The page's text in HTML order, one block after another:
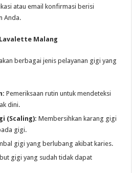
atau email konfirmasi berisi
Anda.
Lavalette Malang
berbagai jenis pelayanan gigi yang
Pemeriksaan rutin untuk mendeteksi
dini.
(Scaling): Membersihkan karang gigi
gigi.
gigi yang berlubang akibat karies.
gigi yang sudah tidak dapat